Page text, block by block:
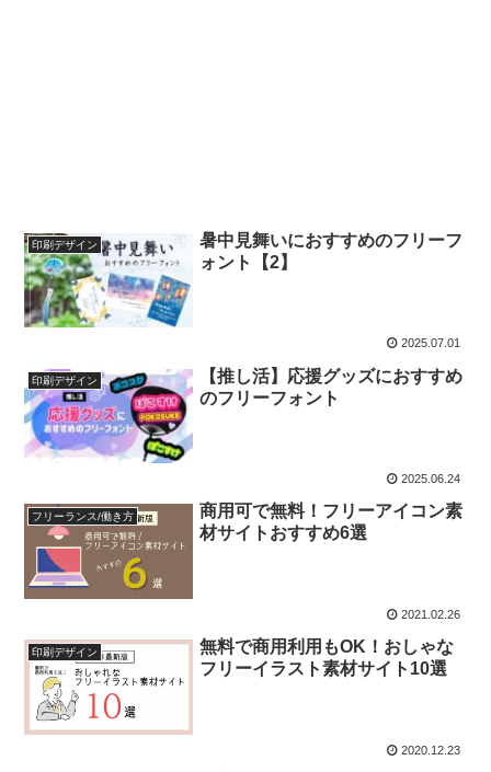
印刷デザイン
暑中見舞いにおすすめのフリーフ
ォント【2】
2025.07.01
印刷デザイン
【推し活】応援グッズにおすすめ
のフリーフォント
2025.06.24
フリーランス/働き方
商用可で無料！フリーアイコン素
材サイトおすすめ6選
2021.02.26
印刷デザイン
無料で商用利用もOK！おしゃな
フリーイラスト素材サイト10選
2020.12.23